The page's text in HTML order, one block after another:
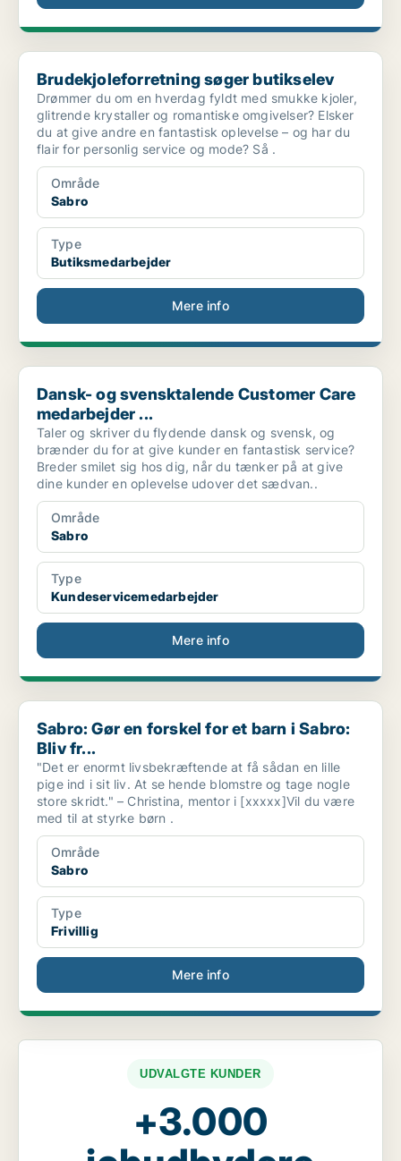
Brudekjoleforretning søger butikselev
Brudekjoleforretning søger butikselev
Drømmer du om en hverdag fyldt med smukke kjoler,
glitrende krystaller og romantiske omgivelser? Elsker
du at give andre en fantastisk oplevelse – og har du
flair for personlig service og mode? Så .
Område
Sabro
Type
Butiksmedarbejder
Mere info
Dansk- og svensktalende Customer Care medarbejder ...
Dansk- og svensktalende Customer Care
medarbejder ...
Taler og skriver du flydende dansk og svensk, og
brænder du for at give kunder en fantastisk service?
Breder smilet sig hos dig, når du tænker på at give
dine kunder en oplevelse udover det sædvan..
Område
Sabro
Type
Kundeservicemedarbejder
Mere info
Sabro: Gør en forskel for et barn i Sabro: Bliv fr...
Sabro: Gør en forskel for et barn i Sabro:
Bliv fr...
"Det er enormt livsbekræftende at få sådan en lille
pige ind i sit liv. At se hende blomstre og tage nogle
store skridt." – Christina, mentor i [xxxxx]Vil du være
med til at styrke børn .
Område
Sabro
Type
Frivillig
Mere info
UDVALGTE KUNDER
+3.000